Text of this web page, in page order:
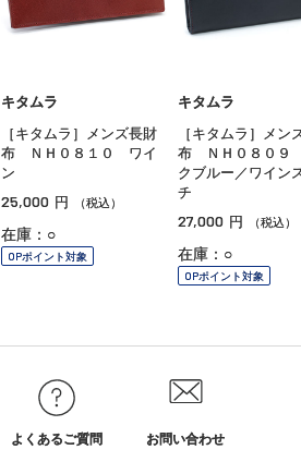
キタムラ
［キタムラ］メンズ長財
布 ＮＨ０８１０ ワイ
ン
25,000 円 （税込）
在庫：○
OPポイント対象
キタムラ
［キタムラ］メン
布 ＮＨ０８０９
クブルー／ワイン
チ
27,000 円 （税込）
在庫：○
OPポイント対象
よくあるご質問 お問い合わせ